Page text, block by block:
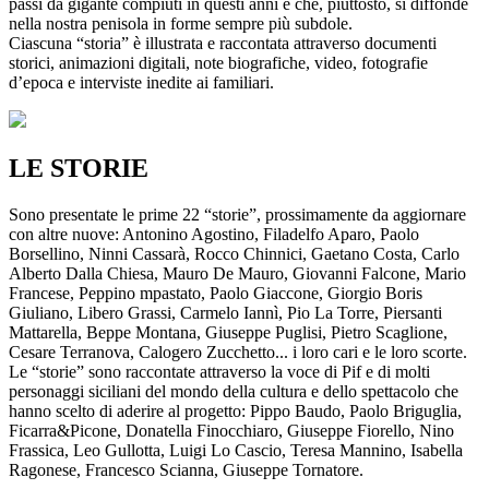
passi da gigante compiuti in questi anni e che, piuttosto, si diffonde
nella nostra penisola in forme sempre più subdole.
Ciascuna “storia” è illustrata e raccontata attraverso documenti
storici, animazioni digitali, note biografiche, video, fotografie
d’epoca e interviste inedite ai familiari.
LE STORIE
Sono presentate le prime 22 “storie”, prossimamente da aggiornare
con altre nuove: Antonino Agostino, Filadelfo Aparo, Paolo
Borsellino, Ninni Cassarà, Rocco Chinnici, Gaetano Costa, Carlo
Alberto Dalla Chiesa, Mauro De Mauro, Giovanni Falcone, Mario
Francese, Peppino mpastato, Paolo Giaccone, Giorgio Boris
Giuliano, Libero Grassi, Carmelo Iannì, Pio La Torre, Piersanti
Mattarella, Beppe Montana, Giuseppe Puglisi, Pietro Scaglione,
Cesare Terranova, Calogero Zucchetto... i loro cari e le loro scorte.
Le “storie” sono raccontate attraverso la voce di Pif e di molti
personaggi siciliani del mondo della cultura e dello spettacolo che
hanno scelto di aderire al progetto: Pippo Baudo, Paolo Briguglia,
Ficarra&Picone, Donatella Finocchiaro, Giuseppe Fiorello, Nino
Frassica, Leo Gullotta, Luigi Lo Cascio, Teresa Mannino, Isabella
Ragonese, Francesco Scianna, Giuseppe Tornatore.